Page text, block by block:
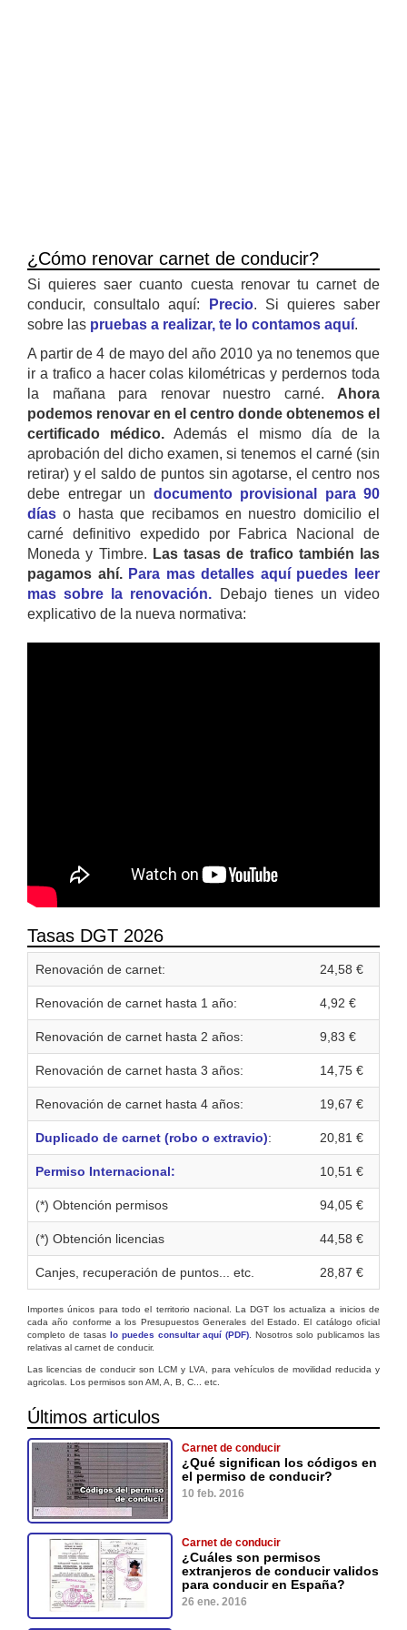
¿Cómo renovar carnet de conducir?
Si quieres saer cuanto cuesta renovar tu carnet de
conducir, consultalo aquí:
Precio. Si quieres saber
sobre las pruebas a realizar, te lo contamos aquí.
A partir de 4 de mayo del año 2010 ya no tenemos que
ir a trafico a hacer colas kilométricas y perdernos toda
la mañana para renovar nuestro carné. Ahora
podemos renovar en el centro donde obtenemos el
certificado médico. Además el mismo día de la
aprobación del dicho examen, si tenemos el carné (sin
retirar) y el saldo de puntos sin agotarse, el centro nos
debe entregar un documento provisional para 90
días o hasta que recibamos en nuestro domicilio el
carné definitivo expedido por Fabrica Nacional de
Moneda y Timbre. Las tasas de trafico también las
pagamos ahí. Para mas detalles aquí puedes leer
mas sobre la renovación. Debajo tienes un video
explicativo de la nueva normativa:
Tasas DGT 2026
Renovación de carnet: 24,58 €
Renovación de carnet hasta 1 año: 4,92 €
Renovación de carnet hasta 2 años: 9,83 €
Renovación de carnet hasta 3 años: 14,75 €
Renovación de carnet hasta 4 años: 19,67 €
Duplicado de carnet (robo o extravio): 20,81 €
Permiso Internacional: 10,51 €
(*) Obtención permisos 94,05 €
(*) Obtención licencias 44,58 €
Canjes, recuperación de puntos... etc. 28,87 €
Importes únicos para todo el territorio nacional. La DGT los actualiza a inicios de
cada año conforme a los Presupuestos Generales del Estado. El catálogo oficial
completo de tasas lo puedes consultar aquí (PDF) . Nosotros solo publicamos las
relativas al carnet de conducir.
Las licencias de conducir son LCM y LVA, para vehículos de movilidad reducida y
agricolas. Los permisos son AM, A, B, C... etc.
Últimos articulos
Carnet de conducir
¿Qué significan los códigos en
el permiso de conducir?
10 feb. 2016
Carnet de conducir
¿Cuáles son permisos
extranjeros de conducir validos
para conducir en España?
26 ene. 2016